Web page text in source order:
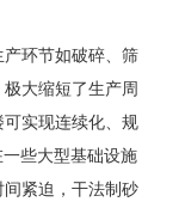
环节如破碎、筛
大缩短了生产周
实现连续化、规
一些大型基础设施
紧迫，干法制砂